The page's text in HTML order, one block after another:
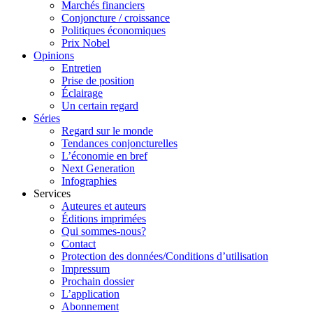
Marchés financiers
Conjoncture / croissance
Politiques économiques
Prix Nobel
Opinions
Entretien
Prise de position
Éclairage
Un certain regard
Séries
Regard sur le monde
Tendances conjoncturelles
L’économie en bref
Next Generation
Infographies
Services
Auteures et auteurs
Éditions imprimées
Qui sommes-nous?
Contact
Protection des données/Conditions d’utilisation
Impressum
Prochain dossier
L’application
Abonnement